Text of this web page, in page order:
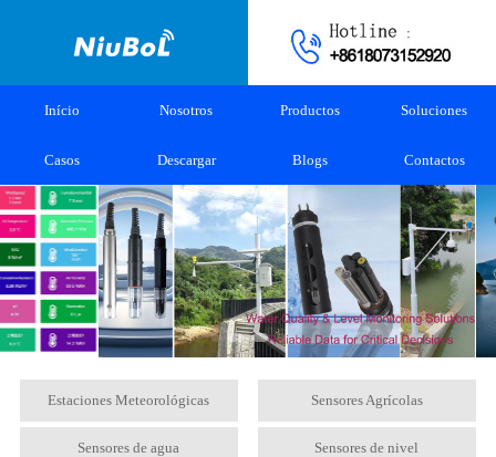
Início Nosotros Productos Soluciones
Casos Descargar Blogs Contactos
Estaciones Meteorológicas Sensores Agrícolas
Sensores de agua Sensores de nivel